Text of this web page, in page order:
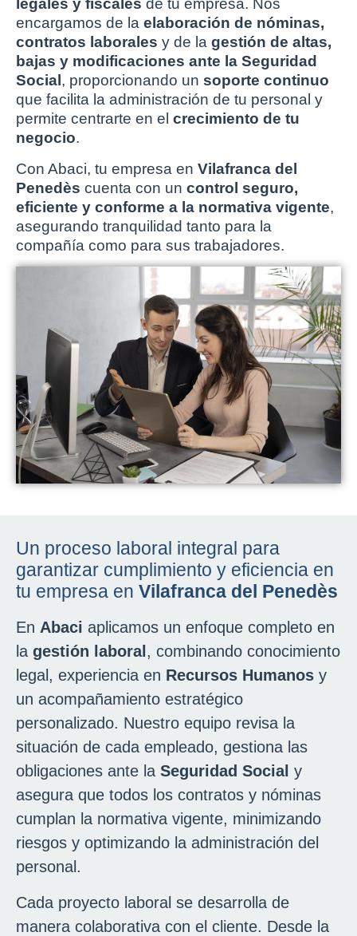
legales y fiscales de tu empresa. Nos
encargamos de la elaboración de nóminas,
contratos laborales y de la gestión de altas,
bajas y modificaciones ante la Seguridad
Social , proporcionando un soporte continuo
que facilita la administración de tu personal y
permite centrarte en el crecimiento de tu
negocio.
Con Abaci, tu empresa en Vilafranca del
Penedès cuenta con un control seguro,
eficiente y conforme a la normativa vigente,
asegurando tranquilidad tanto para la
compañía como para sus trabajadores.
Un proceso laboral integral para
garantizar cumplimiento y eficiencia en
tu empresa en Vilafranca del Penedès
En Abaci aplicamos un enfoque completo en
la gestión laboral , combinando conocimiento
legal, experiencia en Recursos Humanos y
un acompañamiento estratégico
personalizado. Nuestro equipo revisa la
situación de cada empleado, gestiona las
obligaciones ante la Seguridad Social y
asegura que todos los contratos y nóminas
cumplan la normativa vigente, minimizando
riesgos y optimizando la administración del
personal.
Cada proyecto laboral se desarrolla de
manera colaborativa con el cliente. Desde la